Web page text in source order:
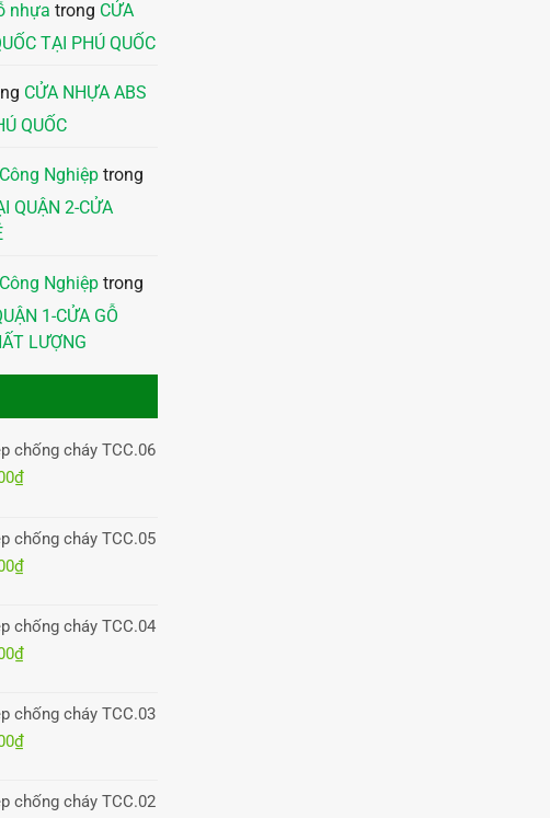
nhựa trong CỬA
TẠI PHÚ QUỐC
CỬA NHỰA ABS
QUỐC
Nghiệp trong
QUẬN 2-CỬA
Nghiệp trong
1-CỬA GỖ
LƯỢNG
chống cháy TCC.06
₫
chống cháy TCC.05
₫
chống cháy TCC.04
₫
chống cháy TCC.03
₫
chống cháy TCC.02